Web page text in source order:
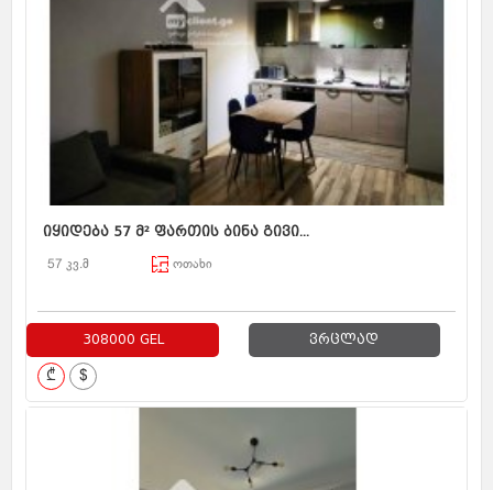
იყიდება 57 მ² ფართის ბინა გივი...
57 კვ.მ ოთახი
308000 GEL ვრცლად
₾ $